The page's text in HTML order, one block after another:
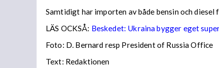
Samtidigt har importen av både bensin och
LÄS OCKSÅ: Beskedet: Ukraina bygger eget
Foto: D. Bernard resp President of Russia Office
Text: Redaktionen